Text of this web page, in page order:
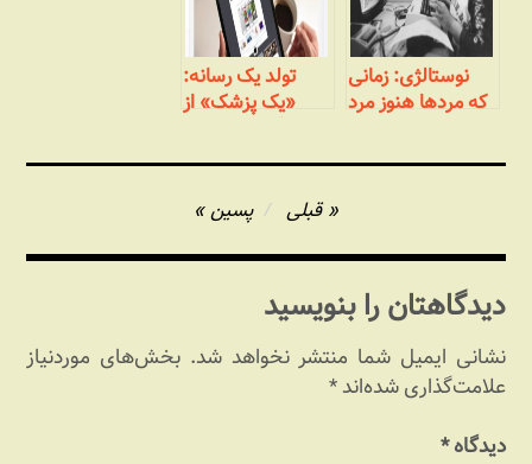
نوستالژی: زمانی
که مردها هنوز مرد
پایانی- هک‌های
تولد یک رسانه:
«یک پزشک» از
وبلاگ تا رسانه‌ای
جمعی
نوشته
قبلی پسین
دیدگاهتان را بنویسید
نشانی ایمیل شما منتشر نخواهد شد. بخش‌های موردنیاز
علامت‌گذاری شده‌اند*
دیدگاه*